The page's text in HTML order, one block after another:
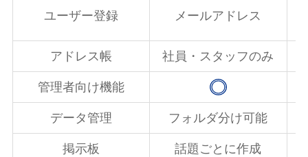
ユーザー登録 メールアドレス
アドレス帳 社員・スタッフのみ
管理者向け機能
データ管理 フォルダ分け可能
掲示板 話題ごとに作成